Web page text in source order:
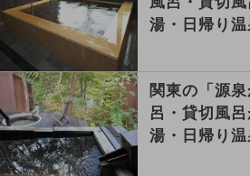
湯・日帰り
関東の「源
呂・貸切風
湯・日帰り